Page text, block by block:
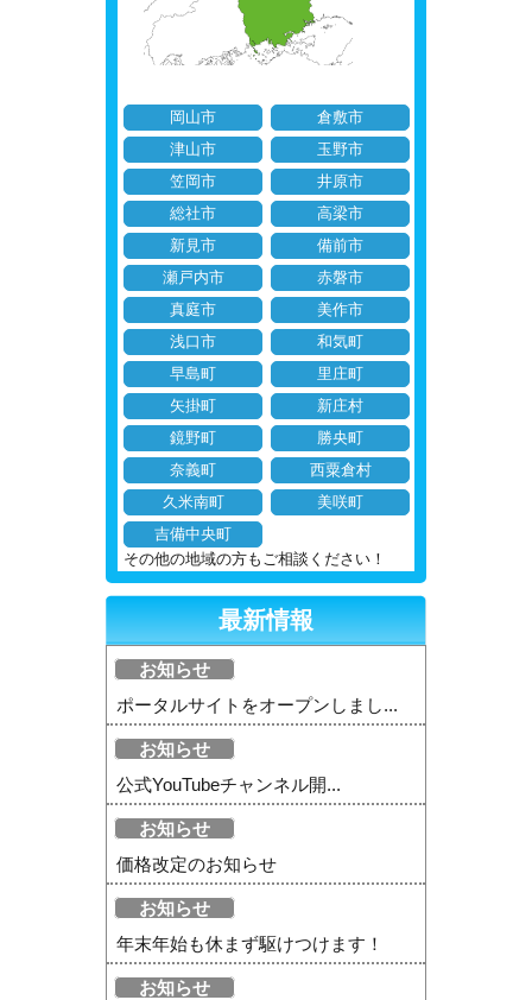
岡山市
倉敷市
津山市
玉野市
笠岡市
井原市
総社市
高梁市
新見市
備前市
瀬戸内市
赤磐市
真庭市
美作市
浅口市
和気町
早島町
里庄町
矢掛町
新庄村
鏡野町
勝央町
奈義町
西粟倉村
久米南町
美咲町
吉備中央町
その他の地域の方もご相談ください！
最新情報
お知らせ
ポータルサイトをオープンしまし...
お知らせ
公式YouTubeチャンネル開...
お知らせ
価格改定のお知らせ
お知らせ
年末年始も休まず駆けつけます！
お知らせ